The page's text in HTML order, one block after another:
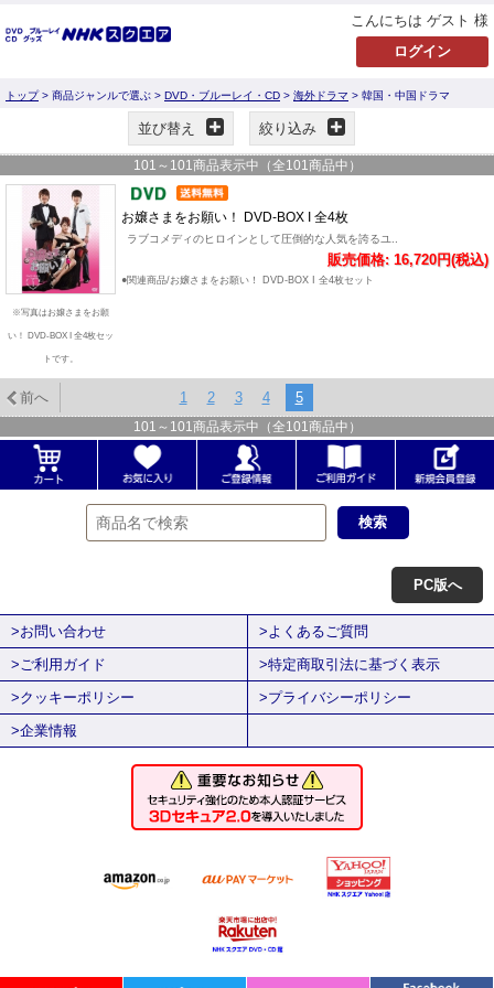
こんにちは ゲスト 様
トップ> 商品ジャンルで選ぶ > DVD・ブルーレイ・CD > 海外ドラマ > 韓国・中国ドラマ
並び替え 絞り込み
101 ～ 101 商品表示中（全101 商品中）
※写真はお嬢さまをお願
い！ DVD-BOX I 全4枚セッ
トです。
お嬢さまをお願い！ DVD-BOX I 全4枚
ラブコメディのヒロインとして圧倒的な人気を誇るユ..
販売価格: 16,720円(税込)
●関連商品/お嬢さまをお願い！ DVD-BOX I 全4枚セット
前へ 1 2 3 4 5
101 ～ 101 商品表示中（全101 商品中）
PC版へ
>お問い合わせ
>よくあるご質問
>ご利用ガイド
>特定商取引法に基づく表示
>クッキーポリシー
>プライバシーポリシー
>企業情報